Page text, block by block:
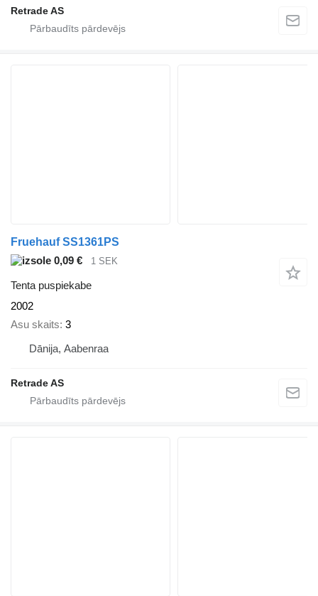
Retrade AS
Fruehauf SS1361PS
0,09 €
1 SEK
Tenta puspiekabe
2002
Asu skaits 3
Dānija, Aabenraa
Retrade AS